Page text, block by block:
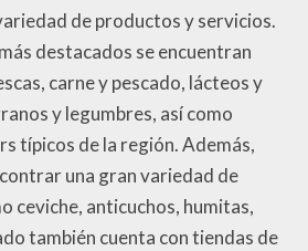
de productos y servicios.
destacados se encuentran
carne y pescado, lácteos y
y legumbres, así como
típicos de la región. Además,
una gran variedad de
ceviche, anticuchos, humitas,
también cuenta con tiendas de